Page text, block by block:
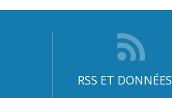
RSS ET DONNÉES